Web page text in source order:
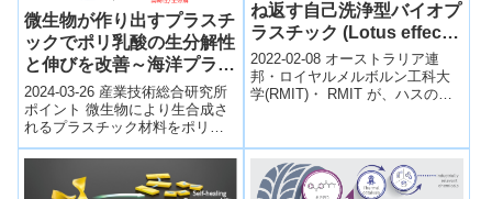
微生物が作り出すプラスチ
ックでポリ乳酸の生分解性
と伸びを改善～海洋プラス
チックごみ問題の解決に貢
献～
2024-03-26 産業技術総合研究所
ポイント 微生物により生合成さ
れるプラスチック材料をポリ乳
酸にブレンドすることで、ポリ
乳酸の海水中での生分解を促進
ね返す自己洗浄型バイオプ
ラスチック (Lotus effect:
Self-cleaning bioplastics
repel liquid and dirt)
2022-02-08 オーストラリア連
邦・ロイヤルメルボルン工科大
学(RMIT)・ RMIT が、ハスの葉